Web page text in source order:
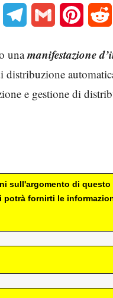
MessengerTelegram Gmail Pinterest
unamanifestazione
e gestione di
sull'argomento di
fornirti le